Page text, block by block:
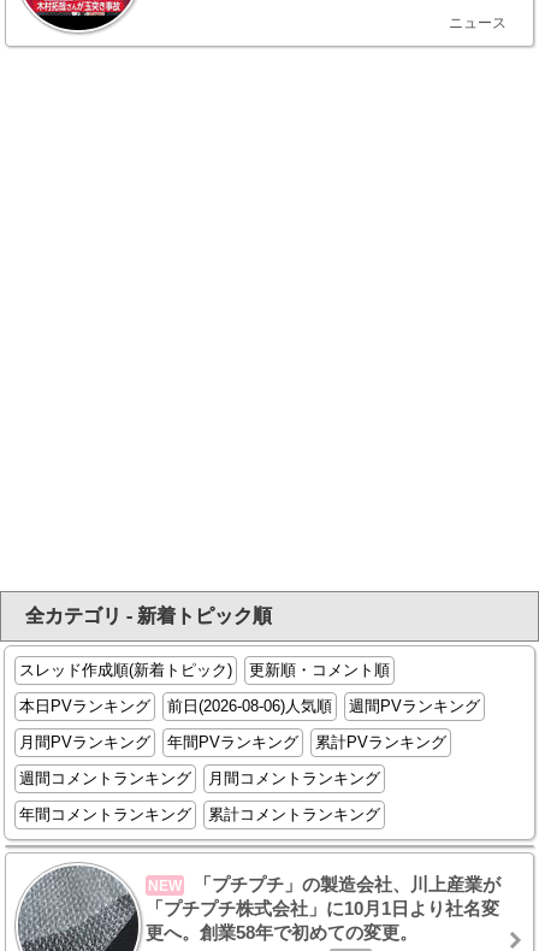
ニュース
全カテゴリ - 新着トピック順
スレッド作成順(新着トピック)
更新順・コメント順
本日PVランキング
前日(2026-08-06)人気順
週間PVランキング
月間PVランキング
年間PVランキング
累計PVランキング
週間コメントランキング
月間コメントランキング
年間コメントランキング
累計コメントランキング
NEW
「プチプチ」の製造会社、川上産業が
「プチプチ株式会社」に10月1日より社名変
更へ。創業58年で初めての変更。